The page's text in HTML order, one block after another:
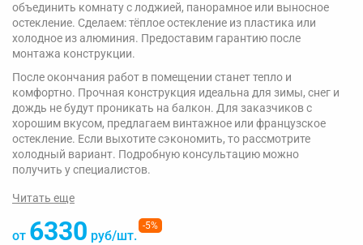
объединить комнату с лоджией, панорамное или выносное
остекление. Сделаем: тёплое остекление из пластика или
холодное из алюминия. Предоставим гарантию после
монтажа конструкции.
После окончания работ в помещении станет тепло и
комфортно. Прочная конструкция идеальна для зимы, снег и
дождь не будут проникать на балкон. Для заказчиков с
хорошим вкусом, предлагаем винтажное или французское
остекление. Если выхотите сэкономить, то рассмотрите
холодный вариант. Подробную консультацию можно
получить у специалистов.
Читать еще
от 6330 руб/шт.
-5%